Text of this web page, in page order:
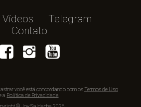
Vídeos
Telegram
Contato
você está concordando com os Termos de Uso
a Política de Privacidade.